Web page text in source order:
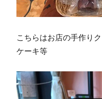
こちらはお店の手作り
ケーキ等